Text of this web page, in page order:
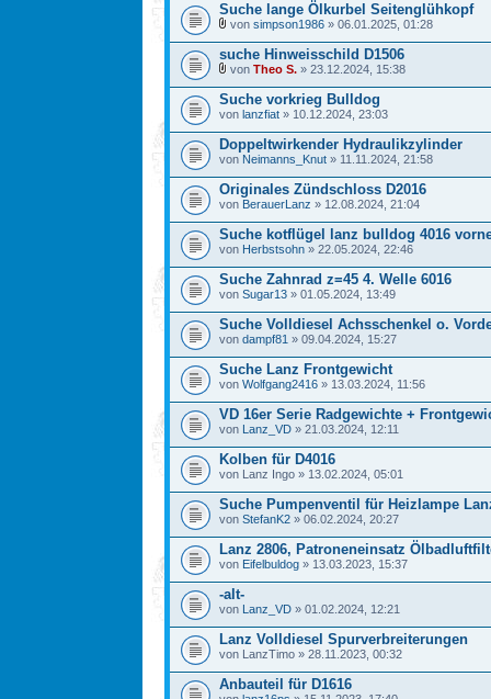
Suche lange Ölkurbel Seitenglühkopf
von simpson1986 » 06.01.2025, 01:28
suche Hinweisschild D1506
von Theo S. » 23.12.2024, 15:38
Suche vorkrieg Bulldog
von lanzfiat » 10.12.2024, 23:03
Doppeltwirkender Hydraulikzylinder
von Neimanns_Knut » 11.11.2024, 21:58
Originales Zündschloss D2016
von BerauerLanz » 12.08.2024, 21:04
Suche kotflügel lanz bulldog 4016
von Herbstsohn » 22.05.2024, 22:46
Suche Zahnrad z=45 4. Welle 6016
von Sugar13 » 01.05.2024, 13:49
Suche Volldiesel Achsschenkel o.
von dampf81 » 09.04.2024, 15:27
Suche Lanz Frontgewicht
von Wolfgang2416 » 13.03.2024, 11:56
VD 16er Serie Radgewichte +
von Lanz_VD » 21.03.2024, 12:11
Kolben für D4016
von Lanz Ingo » 13.02.2024, 05:01
Suche Pumpenventil für Heizlampe
von StefanK2 » 06.02.2024, 20:27
Lanz 2806, Patroneneinsatz
von Eifelbuldog » 13.03.2023, 15:37
-alt-
von Lanz_VD » 01.02.2024, 12:21
Lanz Volldiesel Spurverbreiterungen
von LanzTimo » 28.11.2023, 00:32
Anbauteil für D1616